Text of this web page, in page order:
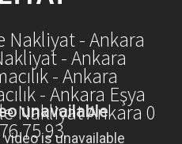
Nakliyat - Ankara
- Ankara
- Ankara
- Ankara Eşya
Nakliyat Ankara 0
75 93